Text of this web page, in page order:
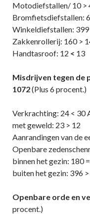
Motodiefstallen/ 10 >
Bromfietsdiefstallen:
Winkeldiefstallen: 399
Zakkenrollerij: 160 >
Handtasroof: 12 < 13
Misdrijven tegen de
1072(Plus 6 procent.)
Verkrachting: 24 < 30
met geweld: 23 > 12
Aanrandingen van de
Openbare
binnen het gezin: 180
buiten het gezin: 396
Openbare orde en
procent.)